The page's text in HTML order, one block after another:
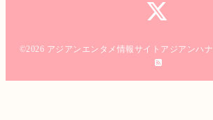
©2026 アジアンエンタメ情報サイトアジアンハナ